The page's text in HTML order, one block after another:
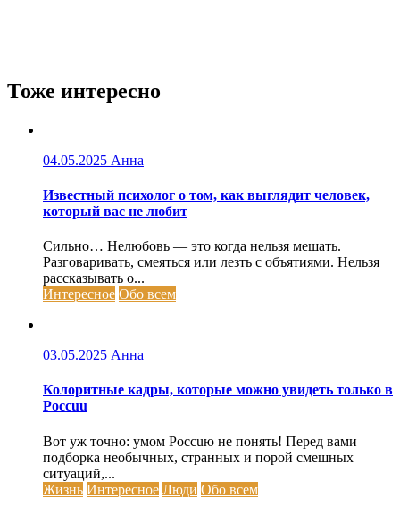
Тоже интересно
04.05.2025 Анна
Известный психолог о том, как выглядит человек,
который вас не любит
Сильно… Нелюбовь — это когда нельзя мешать.
Разговаривать, смеяться или лезть с объятиями. Нельзя
рассказывать о...
Интересное Обо всем
03.05.2025 Анна
Колоритные кадры, которые можно увидеть только в
Россuu
Вот уж точно: умом Россuю не понять! Перед вами
подборка необычных, странных и порой смешных
ситуаций,...
Жизнь Интересное Люди Обо всем